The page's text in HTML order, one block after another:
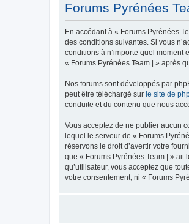
Forums Pyrénées
En accédant à « Forums Pyrénées
des conditions suivantes. Si vous
conditions à n’importe quel moment
« Forums Pyrénées Team | » après
Nos forums sont développés par
peut être téléchargé sur le site de
conduite et du contenu que nous
Vous acceptez de ne publier aucun
lequel le serveur de « Forums
réservons le droit d’avertir votre
que « Forums Pyrénées Team | » ait
qu’utilisateur, vous acceptez que
votre consentement, ni « Forums